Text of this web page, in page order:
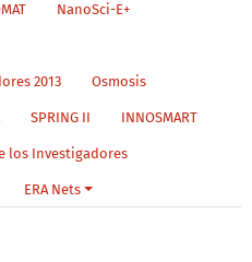
NanoSci-E+
2013 Osmosis
SPRING II INNOSMART
los Investigadores
ERA Nets